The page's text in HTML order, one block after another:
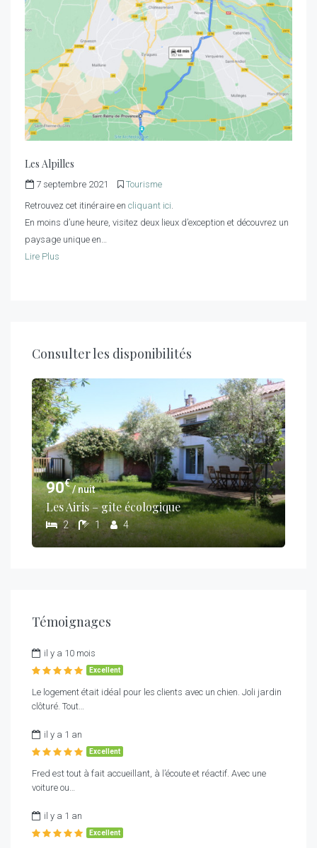
Les Alpilles
7 septembre 2021
Tourisme
Retrouvez cet itinéraire en cliquant ici.
En moins d’une heure, visitez deux lieux d’exception et découvrez un
paysage unique en…
Lire Plus
Consulter les disponibilités
90€
/ nuit
Les Airis – gîte écologique
2 1 4
Témoignages
il y a 10 mois
Excellent
Le logement était idéal pour les clients avec un chien. Joli jardin
clôturé. Tout…
il y a 1 an
Excellent
Fred est tout à fait accueillant, à l’écoute et réactif. Avec une
voiture ou…
il y a 1 an
Excellent